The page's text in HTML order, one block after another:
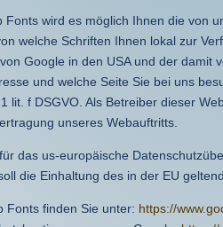
Fonts wird es möglich Ihnen die von
welche Schriften Ihnen lokal zur
Google in den USA und der
und welche Seite Sie bei uns
lit. f DSGVO. Als Betreiber dieser
unseres Webauftritts.
das us-europäische
die Einhaltung des in der EU
Fonts finden Sie unter: https://